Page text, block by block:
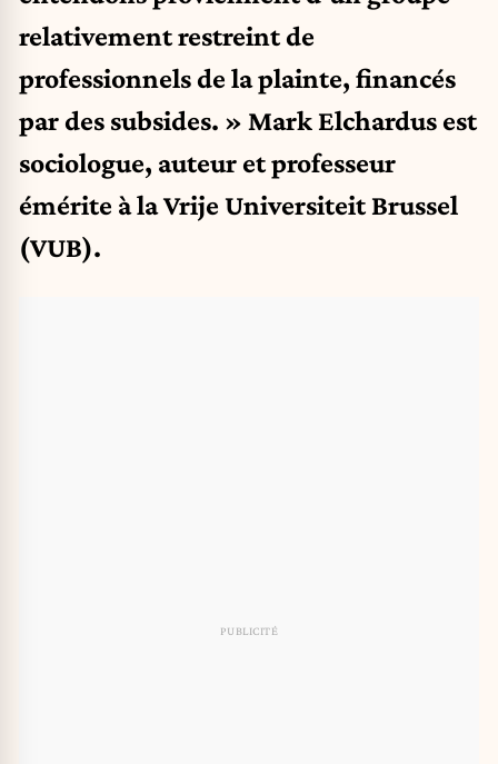
relativement restreint de
professionnels de la plainte, financés
par des subsides. » Mark Elchardus est
sociologue, auteur et professeur
émérite à la Vrije Universiteit Brussel
(VUB).